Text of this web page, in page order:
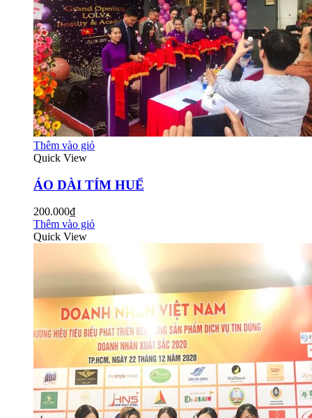
Thêm vào giỏ
Quick View
ÁO DÀI TÍM HUẾ
200.000₫
Thêm vào giỏ
Quick View